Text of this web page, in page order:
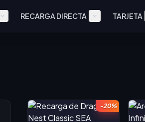
RECARGA DIRECTA TARJETA
-20%